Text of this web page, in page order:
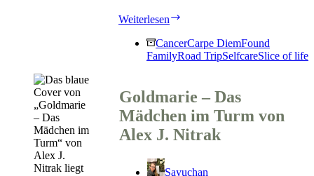
Weiterlesen
schönster
Sommer
Gregg
CancerCarpe DiemFound
FamilyRoad TripSelfcareSlice of life
Goldmarie – Das
Mädchen im Turm von
Alex J. Nitrak
Sayuchan